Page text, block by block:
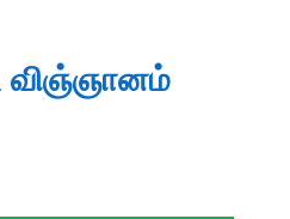
விஞ்ஞானம்